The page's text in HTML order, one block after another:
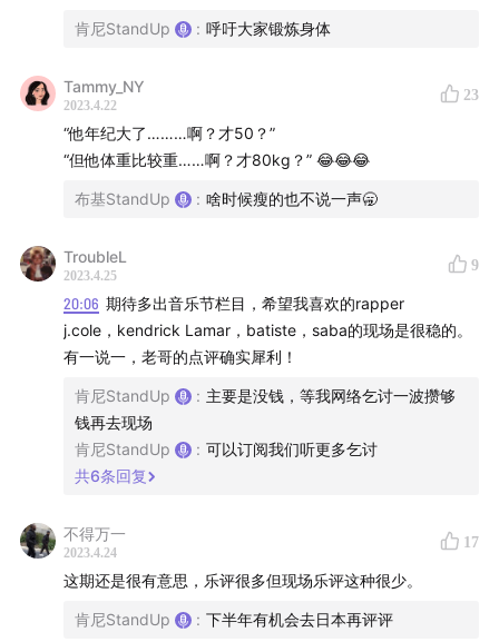
#21 骂人天才Bill Hicks
#20 说唱气氛组Hype Man的故事
#12 你喜欢的足球明星都在说唱韵脚里
#11 永久改变音乐市场的说唱胖小丑
｜相关人物/组合｜
Jay-Z, Nas, Fat Joe, Big Pun, Bibi, Jessi, Feel Ghood
Music, Ramengvrl, Smokepurpp, Lil Pump, Desiigner,
Destory Lonely, Sheck Wes, DaBaby, Ski Mask the
Slump God, XXXTentacion, Juice WRLD, Rick Ross,
Jay Park朴宰范, Central Cee, Ferg, Lil Uzi Vert, Travis
Scott, Eminem, Offset, Cardi B, Rae Sremmurd, Chris
Brown, Trinidad James, 刘旸教主, 小老虎
｜相关歌曲/专辑｜
BOP, Walk It Talk It, California Love, Sicko Mode, N.Y.
肯尼StandUp : 呼吁大家锻炼身体
Tammy_NY
2023.4.22
23
“他年纪大了………啊？才50？”
“但他体重比较重……啊？才80kg？” 😂😂😂
布基StandUp : 啥时候瘦的也不说一声🥱
TroubleL
2023.4.25
9
20:06 期待多出音乐节栏目，希望我喜欢的rapper
j.cole，kendrick Lamar，batiste，saba的现场是很稳的。
有一说一，老哥的点评确实犀利！
肯尼StandUp : 主要是没钱，等我网络乞讨一波攒够
钱再去现场
肯尼StandUp
: 可以订阅我们听更多乞讨
共6条回复
不得万一
2023.4.24
17
这期还是很有意思，乐评很多但现场乐评这种很少。
肯尼StandUp : 下半年有机会去日本再评评